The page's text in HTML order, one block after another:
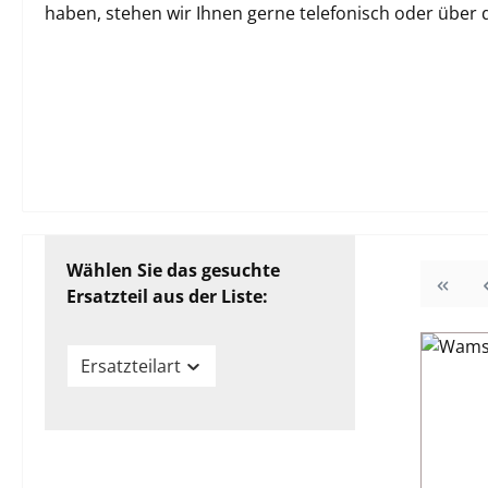
haben, stehen wir Ihnen gerne telefonisch oder
Wählen Sie das gesuchte
Ersatzteil aus der Liste:
Ersatzteilart